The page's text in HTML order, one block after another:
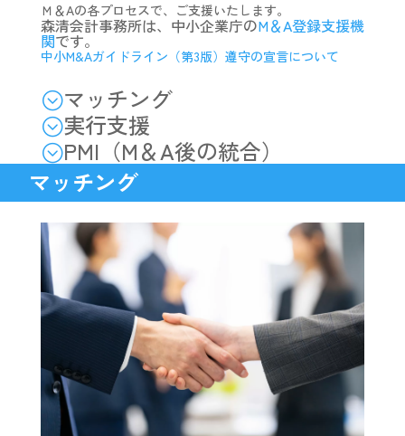
Ｍ＆Aの各プロセスで、ご支援いたします。
森清会計事務所は、中小企業庁のM＆A登録支援機
関です。
中小M&Aガイドライン（第3版）遵守の宣言について
;マッチング
;実行支援
;PMI（M＆A後の統合）
マッチング